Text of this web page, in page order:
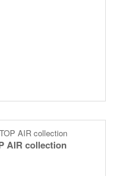
AIR collection